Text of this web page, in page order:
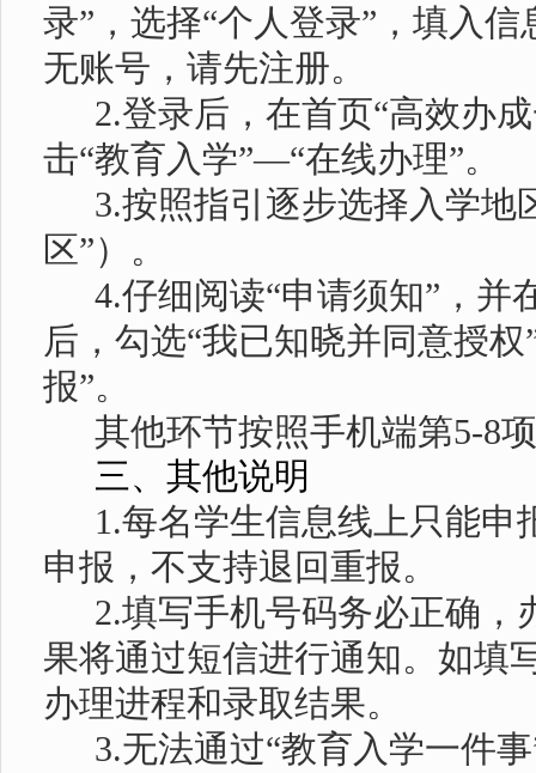
录”，选择“个人登录”，填入
无账号，请先注册。
2.登录后，在首页“高效办
击“教育入学”—“在线办理”。
3.按照指引逐步选择入学地
区”）。
4.仔细阅读“申请须知”，并
后，勾选“我已知晓并同意授权
报”。
其他环节按照手机端第5-8
三、其他说明
1.每名学生信息线上只能申
申报，不支持退回重报。
2.填写手机号码务必正确，
果将通过短信进行通知。如填
办理进程和录取结果。
3.无法通过“教育入学一件